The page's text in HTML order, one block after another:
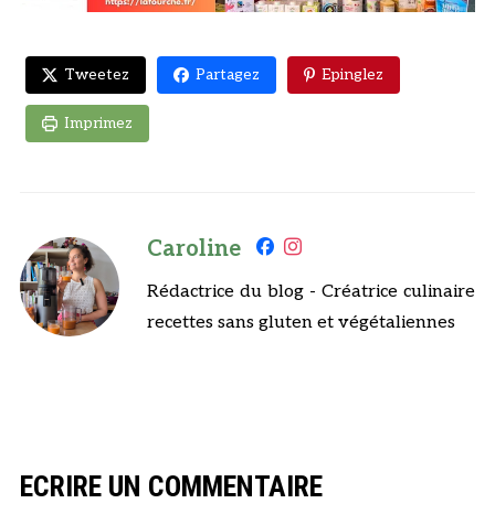
Tweetez Partagez Epinglez
Imprimez
Caroline
Rédactrice du blog - Créatrice culinaire
recettes sans gluten et végétaliennes
ECRIRE UN COMMENTAIRE